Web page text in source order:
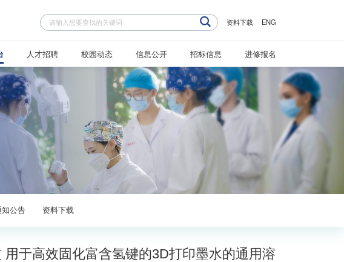
 资料下载 ENG
人才招聘 校园动态 信息公开 招标信息 进修报名
知公告 资料下载
于高效固化富含氢键的3D打印墨水的通用溶